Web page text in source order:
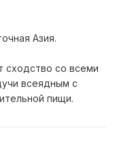
Азия.
со всеми
всеядным с
пищи.